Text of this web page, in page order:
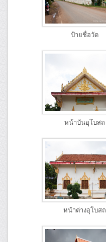
ป้ายชื่อวัด
หน้าบันอุโบสถ
หน้าต่างอุโบสถ